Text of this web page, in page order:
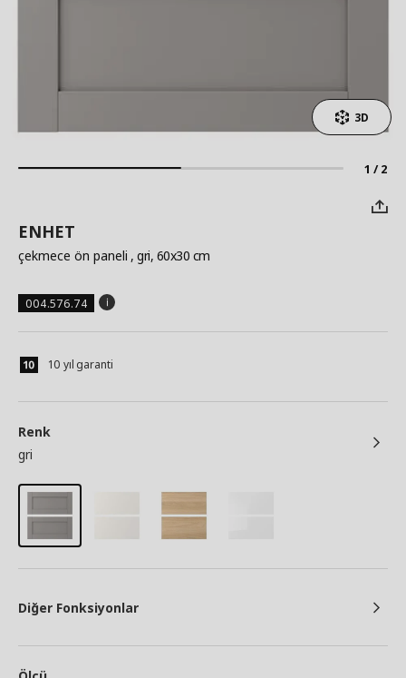
1 / 2
3D
ENHET
çekmece ön paneli , gri, 60x30 cm
004.576.74
10 yıl garanti
Renk
gri
Diğer Fonksiyonlar